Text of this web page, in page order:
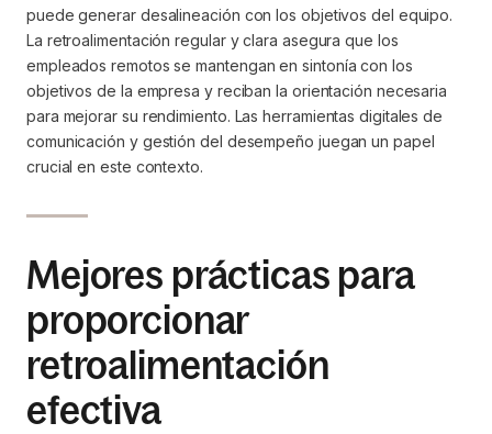
puede generar desalineación con los objetivos del equipo.
La retroalimentación regular y clara asegura que los
empleados remotos se mantengan en sintonía con los
objetivos de la empresa y reciban la orientación necesaria
para mejorar su rendimiento. Las herramientas digitales de
comunicación y gestión del desempeño juegan un papel
crucial en este contexto.
Mejores prácticas para
proporcionar
retroalimentación
efectiva